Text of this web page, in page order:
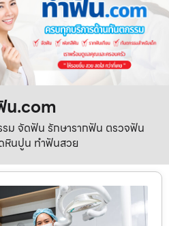
น.com
ม จัดฟัน รักษารากฟัน ตรวจฟัน
นปูน ทำฟันสวย